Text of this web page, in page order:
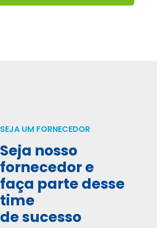
SEJA UM FORNECEDOR
Seja nosso
fornecedor e
faça parte desse
time
de sucesso